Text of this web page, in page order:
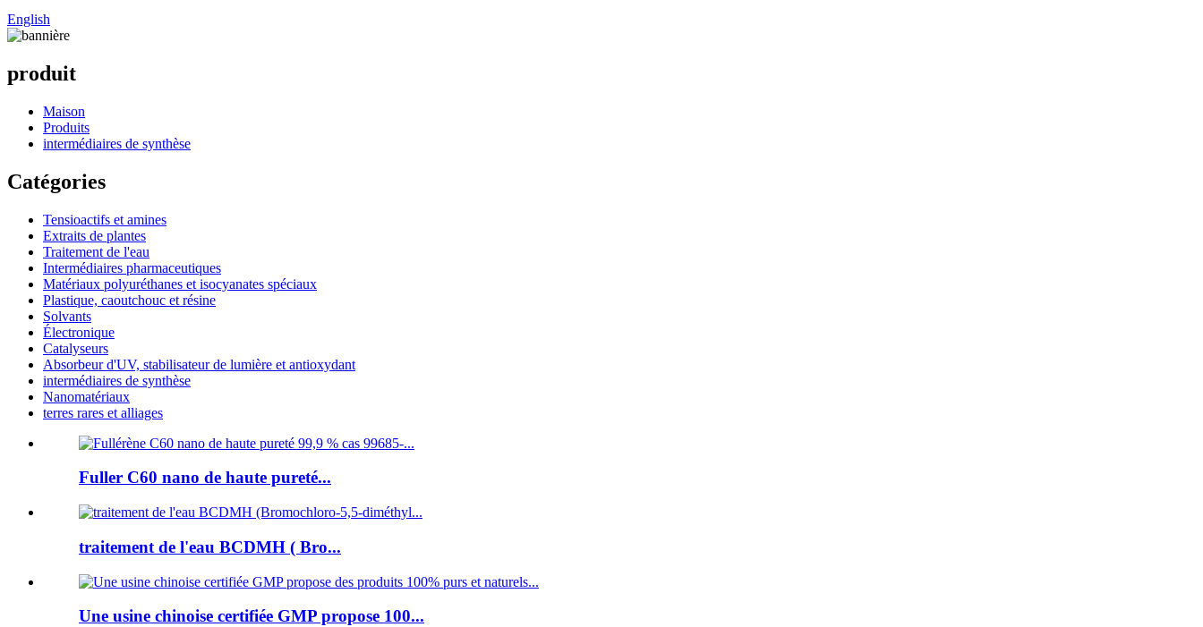
English
produit
Maison
Produits
intermédiaires de synthèse
Catégories
Tensioactifs et amines
Extraits de plantes
Traitement de l'eau
Intermédiaires pharmaceutiques
Matériaux polyuréthanes et isocyanates spéciaux
Plastique, caoutchouc et résine
Solvants
Électronique
Catalyseurs
Absorbeur d'UV, stabilisateur de lumière et antioxydant
intermédiaires de synthèse
Nanomatériaux
terres rares et alliages
Fuller C60 nano de haute pureté...
traitement de l'eau BCDMH ( Bro...
Une usine chinoise certifiée GMP propose 100...